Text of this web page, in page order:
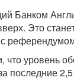
Банком
Это
с
уровень
последние 2,5